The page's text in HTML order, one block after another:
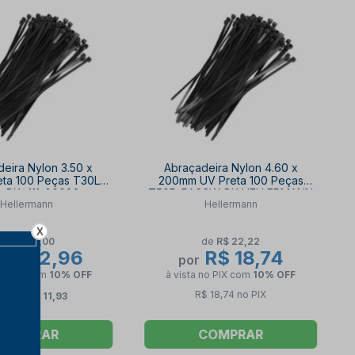
Nylon 3.50 x
100 Peças T30LL-
BK/ 111-00982
Hellermann
R$ 51,00
R$ 42,96
com 10% OFF
R$ 11,93
COMPRAR
Abraçadeira Nylon 4.60 x
200mm UV Preta 100 Peças
T50R-PA66W-BK HELLERMANN
Hellermann
de R$ 22,22
por R$ 18,74
à vista no PIX com 10% OFF
R$ 18,74 no PIX
COMPRAR
X